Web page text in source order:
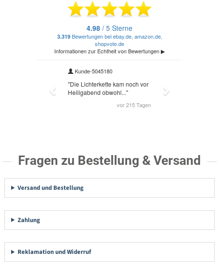
Fragen zu Bestellung & Versand
Versand und Bestellung
Zahlung
Reklamation und Widerruf